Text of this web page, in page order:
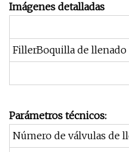
Imágenes detalladas
FillerBoquilla de llenado
Parámetros técnicos:
Número de válvulas de